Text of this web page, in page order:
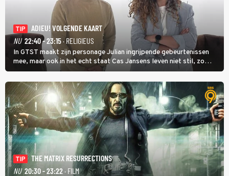
TIP
ADIEU! VOLGENDE KAART
NU 22:40 - 23:15· RELIGIEUS
In GTST maakt zijn personage Julian ingrijpende gebeurtenissen
mee, maar ook in het echt staat Cas Jansens leven niet stil, zo
vertelt hij in Adieu! Volgende Kaart.
TIP
THE MATRIX RESURRECTIONS
NU 20:30 - 23:22 · FILM